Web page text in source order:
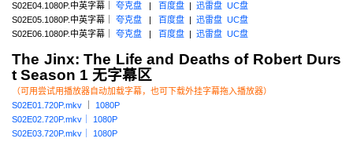
S02E04.1080P.中英字幕｜ 夸克盘 | 百度盘 | 迅雷盘 UC盘
S02E05.1080P.中英字幕｜ 夸克盘 | 百度盘 | 迅雷盘 UC盘
S02E06.1080P.中英字幕｜ 夸克盘 | 百度盘 | 迅雷盘 UC盘
The Jinx: The Life and Deaths of Robert Durs
t Season 1 无字幕区
（可用尝试用播放器自动加载字幕，也可下载外挂字幕拖入播放器）
S02E01.720P.mkv
1080P
S02E02.720P.mkv｜
1080P
S02E03.720P.mkv｜
1080P